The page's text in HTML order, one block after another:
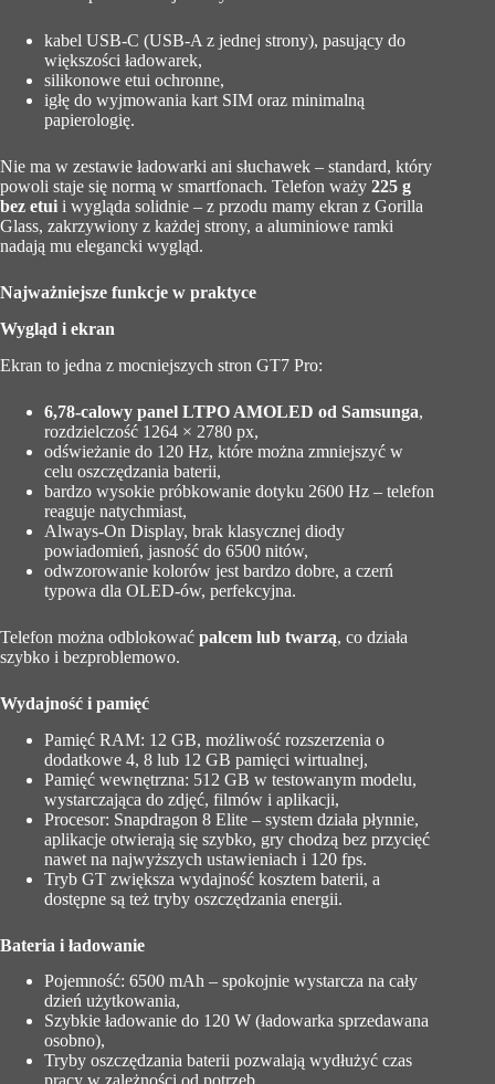
kabel USB-C (USB-A z jednej strony), pasujący do
większości ładowarek,
silikonowe etui ochronne,
igłę do wyjmowania kart SIM oraz minimalną
papierologię.
Nie ma w zestawie ładowarki ani słuchawek – standard, który
powoli staje się normą w smartfonach. Telefon waży 225 g
bez etui i wygląda solidnie – z przodu mamy ekran z Gorilla
Glass, zakrzywiony z każdej strony, a aluminiowe ramki
nadają mu elegancki wygląd.
Najważniejsze funkcje w praktyce
Wygląd i ekran
Ekran to jedna z mocniejszych stron GT7 Pro:
6,78-calowy panel LTPO AMOLED od Samsunga,
rozdzielczość 1264 × 2780 px,
odświeżanie do 120 Hz, które można zmniejszyć w
celu oszczędzania baterii,
bardzo wysokie próbkowanie dotyku 2600 Hz – telefon
reaguje natychmiast,
Always-On Display, brak klasycznej diody
powiadomień, jasność do 6500 nitów,
odwzorowanie kolorów jest bardzo dobre, a czerń
typowa dla OLED-ów, perfekcyjna.
Telefon można odblokować palcem lub twarzą, co działa
szybko i bezproblemowo.
Wydajność i pamięć
Pamięć RAM: 12 GB, możliwość rozszerzenia o
dodatkowe 4, 8 lub 12 GB pamięci wirtualnej,
Pamięć wewnętrzna: 512 GB w testowanym modelu,
wystarczająca do zdjęć, filmów i aplikacji,
Procesor: Snapdragon 8 Elite – system działa płynnie,
aplikacje otwierają się szybko, gry chodzą bez przycięć
nawet na najwyższych ustawieniach i 120 fps.
Tryb GT zwiększa wydajność kosztem baterii, a
dostępne są też tryby oszczędzania energii.
Bateria i ładowanie
Pojemność: 6500 mAh – spokojnie wystarcza na cały
dzień użytkowania,
Szybkie ładowanie do 120 W (ładowarka sprzedawana
osobno),
Tryby oszczędzania baterii pozwalają wydłużyć czas